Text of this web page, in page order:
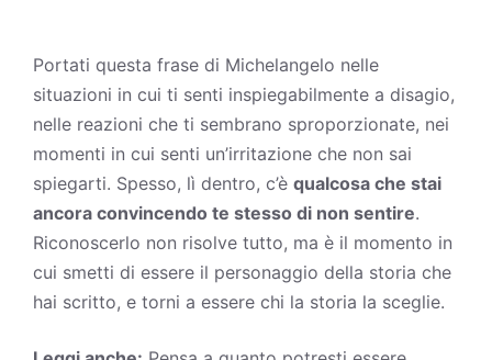
Portati questa frase di Michelangelo nelle
situazioni in cui ti senti inspiegabilmente a disagio,
nelle reazioni che ti sembrano sproporzionate, nei
momenti in cui senti un’irritazione che non sai
spiegarti. Spesso, lì dentro, c’è qualcosa che stai
ancora convincendo te stesso di non sentire.
Riconoscerlo non risolve tutto, ma è il momento in
cui smetti di essere il personaggio della storia che
hai scritto, e torni a essere chi la storia la sceglie.